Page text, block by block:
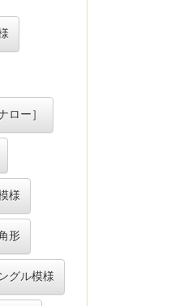
ロー］
様
形
グル模様